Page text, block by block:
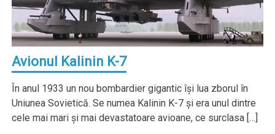
Avionul Kalinin K-7
În anul 1933 un nou bombardier gigantic îşi lua zborul în
Uniunea Sovietică. Se numea Kalinin K-7 şi era unul dintre
cele mai mari şi mai devastatoare avioane, ce surclasa […]